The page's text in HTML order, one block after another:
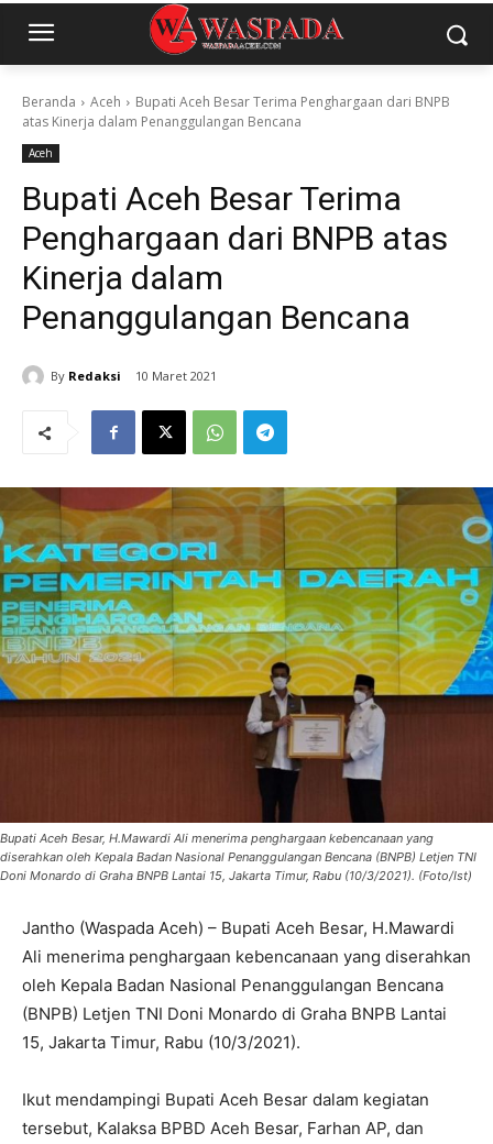
Beranda Aceh
Bupati Aceh Besar Terima Penghargaan dari BNPB
atas Kinerja dalam Penanggulangan Bencana
Aceh
Bupati Aceh Besar Terima
Penghargaan dari BNPB atas
Kinerja dalam
Penanggulangan Bencana
By Redaksi 10 Maret 2021
Bupati Aceh Besar, H.Mawardi Ali menerima penghargaan kebencanaan yang
diserahkan oleh Kepala Badan Nasional Penanggulangan Bencana (BNPB) Letjen TNI
Doni Monardo di Graha BNPB Lantai 15, Jakarta Timur, Rabu (10/3/2021). (Foto/Ist)
Jantho (Waspada Aceh) – Bupati Aceh Besar, H.Mawardi
Ali menerima penghargaan kebencanaan yang diserahkan
oleh Kepala Badan Nasional Penanggulangan Bencana
(BNPB) Letjen TNI Doni Monardo di Graha BNPB Lantai
15, Jakarta Timur, Rabu (10/3/2021).
Ikut mendampingi Bupati Aceh Besar dalam kegiatan
tersebut, Kalaksa BPBD Aceh Besar, Farhan AP, dan